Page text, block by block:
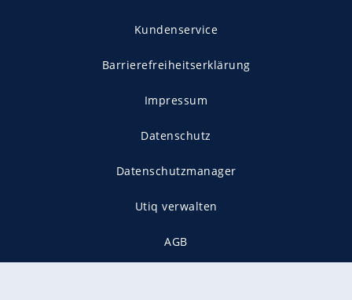
Kundenservice
Barrierefreiheitserklärung
Impressum
Datenschutz
Datenschutzmanager
Utiq verwalten
AGB